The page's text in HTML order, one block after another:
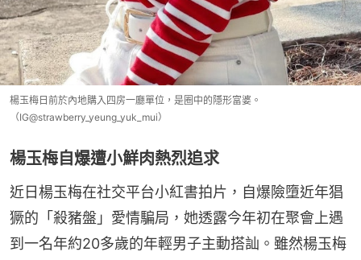
楊玉梅日前於內地購入四房一廳單位，是圈中的隱形富婆。
（IG@strawberry_yeung_yuk_mui）
楊玉梅自爆遭小鮮肉熱烈追求
近日楊玉梅在社交平台小紅書拍片，自爆險墮近年猖
獗的「殺豬盤」愛情騙局，她透露今年初在聚會上遇
到一名年約20多歲的年輕男子主動搭訕。雖然楊玉梅